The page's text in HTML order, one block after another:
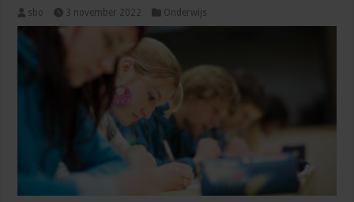
sbo 3 november 2022 Onderwijs